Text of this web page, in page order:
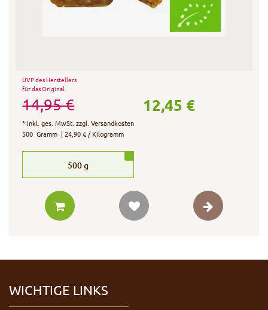
UVP des Herstellers
für das Original
14,95 € 12,45 €
*inkl. ges. MwSt. zzgl.Versandkosten
500 Gramm | 24,90 € / Kilogramm
500g
WICHTIGE LINKS